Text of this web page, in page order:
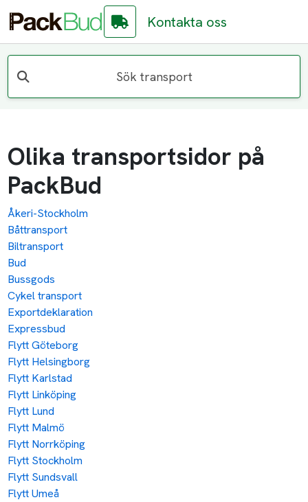
Kontakta oss
Sök transport
Olika transportsidor på
PackBud
Åkeri-Stockholm
Båttransport
Biltransport
Bud
Bussgods
Cykel transport
Exportdeklaration
Expressbud
Flytt Göteborg
Flytt Helsingborg
Flytt Karlstad
Flytt Linköping
Flytt Lund
Flytt Malmö
Flytt Norrköping
Flytt Stockholm
Flytt Sundsvall
Flytt Umeå